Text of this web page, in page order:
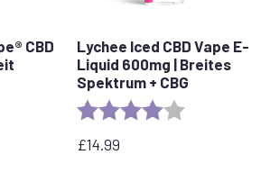
CBD
3.6 out of 5 stars
Lychee Iced CBD Vape E-
Liquid 600mg | Breites
Spektrum + CBG
Bewertung:
£14.99